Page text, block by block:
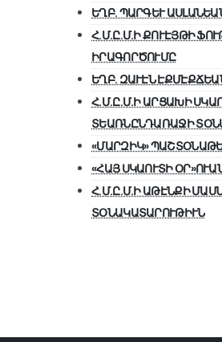
ԵՂԲ. ՊԱՐԳԵՒ
Հ.Մ.Ը.Մ.Ի ՔՈՒԷՅԹԻ
ԻՐԱԳՈՐԾՈՒՄԸ
ԵՂԲ. ԶԱՒԷՆ
Հ.Մ.Ը.Մ.Ի ԱՐՑԱԽԻ
ՏԵԱՌՆԸՆԴԱՌԱՋԻ
«ՄԱՐԶԻԿ»
«ՀԱՅ ՍԿԱՈՒՏԻ
Հ.Մ.Ը.Մ.Ի ԱԹԷՆՔԻ
ՏՕՆԱԿԱՏԱՐՈՒԹԻՒՆ